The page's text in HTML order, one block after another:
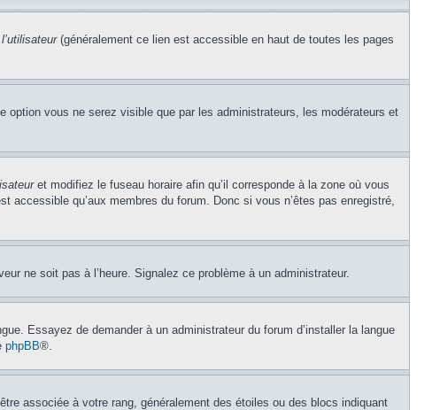
(généralement ce lien est accessible en haut de toutes les pages
option vous ne serez visible que par les administrateurs, les modérateurs et
et modifiez le fuseau horaire afin qu’il corresponde à la zone où vous
qu’aux membres du forum. Donc si vous n’êtes pas enregistré,
ne soit pas à l’heure. Signalez ce problème à un administrateur.
Essayez de demander à un administrateur du forum d’installer la langue
phpBB®.
associée à votre rang, généralement des étoiles ou des blocs indiquant